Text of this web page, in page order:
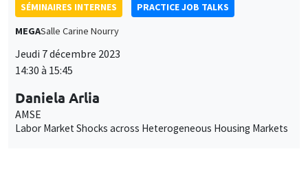
SÉMINAIRES INTERNES
PRACTICE JOB TALKS
MEGASalle Carine Nourry
Jeudi 7 décembre 2023
14:30 à 15:45
Daniela Arlia
AMSE
Labor Market Shocks across Heterogeneous Housing Markets